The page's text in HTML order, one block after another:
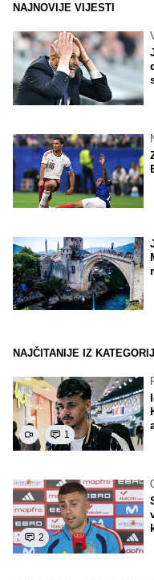
NAJNOVIJE VIJESTI
NAJČITANIJE IZ
1
2